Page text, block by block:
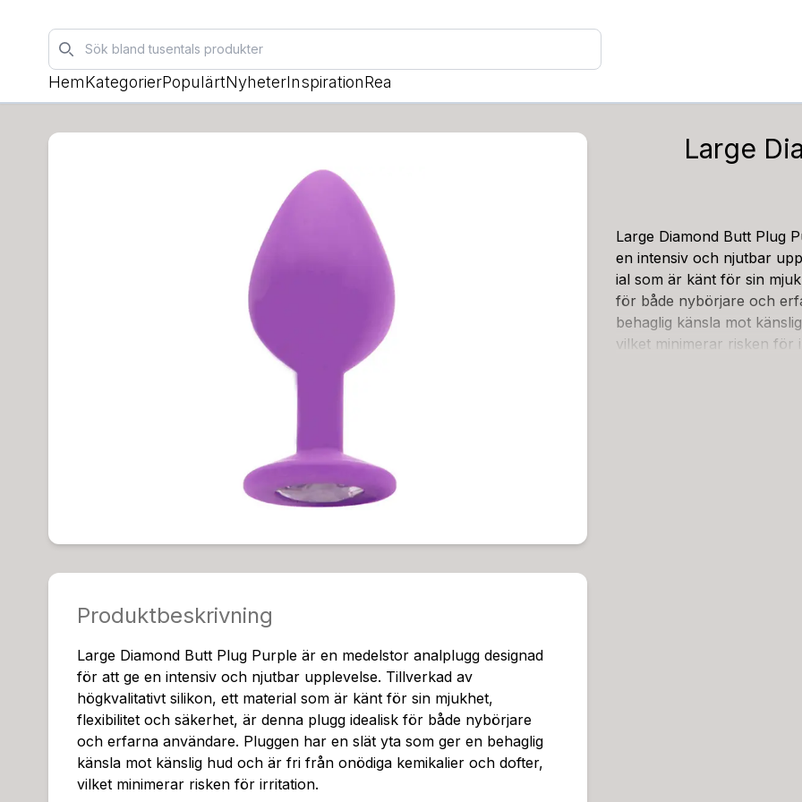
Sök
HemKategorierPopulärtNyheterInspirationRea
Large
Large Diamond Butt Plug
en intensiv och njutbar
ial som är känt för sin
för både nybörjare och
behaglig känsla mot
vilket minimerar risken för
ntensifiera känslorna.
Butt Plug Purple är
onmaterialet är lätt att
utformad för att ge en
ats under användning.
Produktbeskrivning
Large Diamond Butt Plug Purple är en medelstor analplugg designad
för att ge en intensiv och njutbar upplevelse. Tillverkad av
högkvalitativt silikon, ett material som är känt för sin mjukhet,
flexibilitet och säkerhet, är denna plugg idealisk för både nybörjare
och erfarna användare. Pluggen har en slät yta som ger en behaglig
känsla mot känslig hud och är fri från onödiga kemikalier och dofter,
vilket minimerar risken för irritation.